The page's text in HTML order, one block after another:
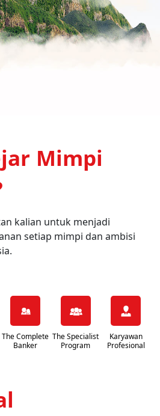
Mimpi
kalian untuk menjadi
setiap mimpi dan ambisi
The Complete
Banker
The Specialist
Program
Karyawan
Profesional